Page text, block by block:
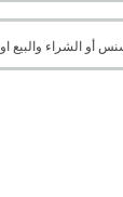
الشراء والبيع